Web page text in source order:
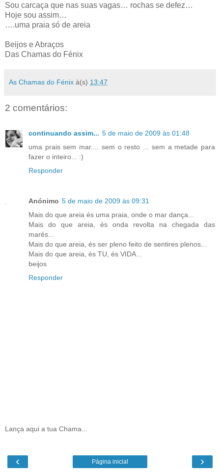
Sou carcaça que nas suas vagas… rochas se defez…
Hoje sou assim…
….uma praia só de areia
Beijos e Abraços
Das Chamas do Fénix
As Chamas do Fénix à(s) 13:47
2 comentários:
continuando assim... 5 de maio de 2009 às 01:48
uma prais sem mar.... sem o resto ... sem a metade para
fazer o inteiro... :)
Responder
Anónimo 5 de maio de 2009 às 09:31
Mais do que areia és uma praia, onde o mar dança...
Mais do que areia, és onda revolta na chegada das
marés...
Mais do que areia, és ser pleno feito de sentires plenos...
Mais do que areia, és TU, és VIDA...
beijos
Responder
Lança aqui a tua Chama...
‹ ›
Página inicial